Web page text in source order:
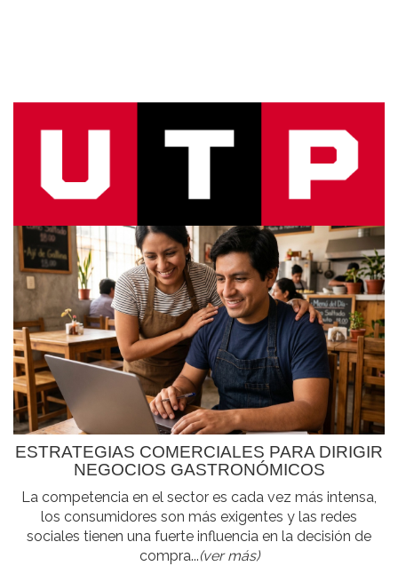
ESTRATEGIAS COMERCIALES PARA DIRIGIR
NEGOCIOS GASTRONÓMICOS
La competencia en el sector es cada vez más intensa,
los consumidores son más exigentes y las redes
sociales tienen una fuerte influencia en la decisión de
compra...(ver más)